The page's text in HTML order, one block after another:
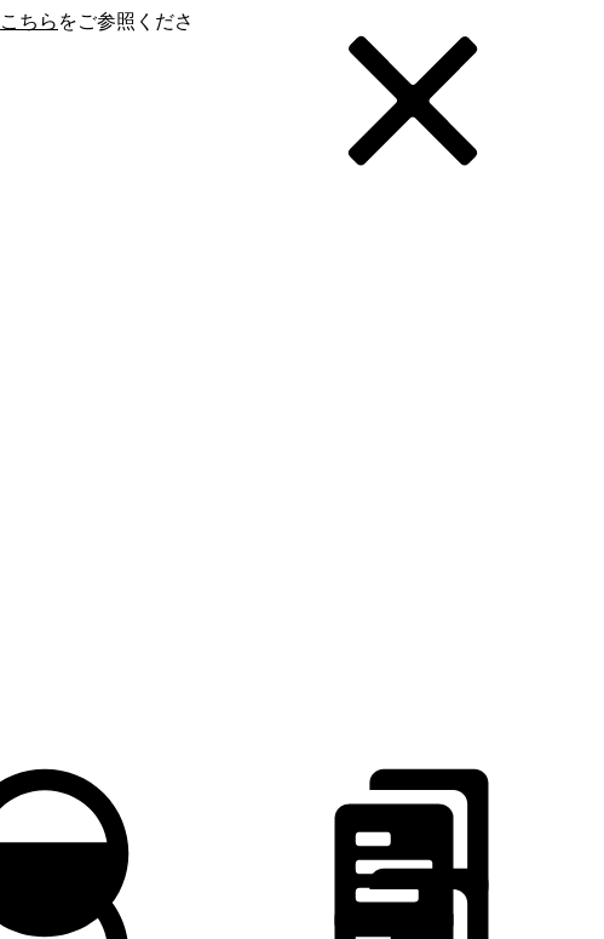
こちら をご参照くださ